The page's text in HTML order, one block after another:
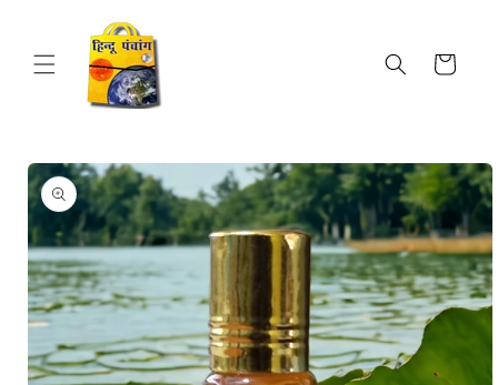
content
Cart
Skip to
product
information